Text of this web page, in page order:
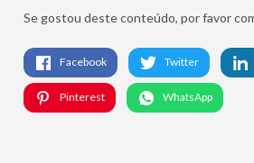
Se gostou deste conteúdo, por favor
Facebook Twitter
Pinterest WhatsApp